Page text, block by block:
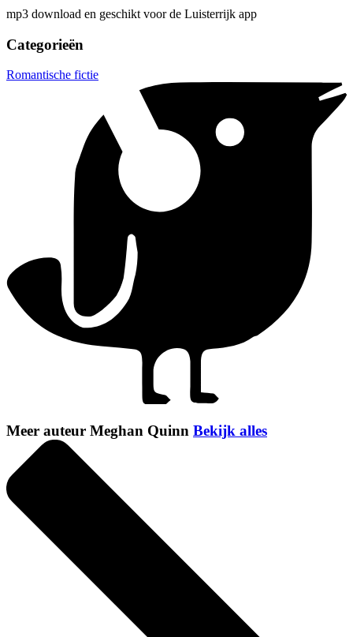
mp3 download en geschikt voor de Luisterrijk app
Categorieën
Romantische fictie
Meer auteur Meghan Quinn Bekijk alles